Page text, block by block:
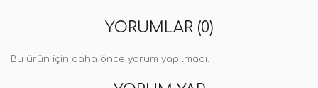
YORUMLAR (0)
Bu ürün için daha önce yorum yapılmadı.